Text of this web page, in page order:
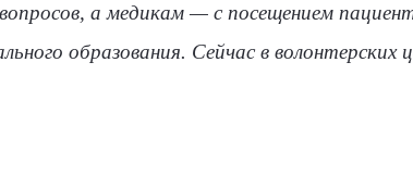
а медикам — с посещением
образования. Сейчас в